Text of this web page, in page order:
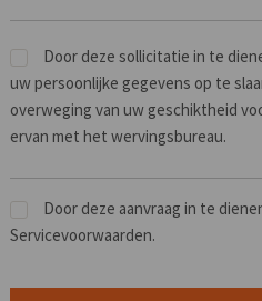
Door deze sollicitatie in te
uw persoonlijke gegevens op te
overweging van uw geschiktheid
ervan met het wervingsbureau.
Door deze aanvraag in te
Servicevoorwaarden.
Mensen